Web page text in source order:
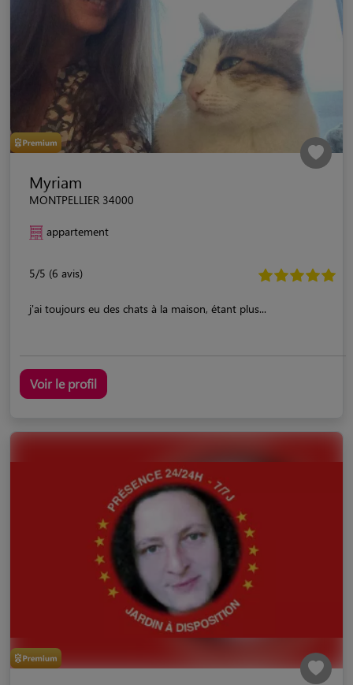
Myriam
MONTPELLIER 34000
appartement
5/5 (6 avis)
j'ai toujours eu des chats à la maison, étant plus...
Voir le profil